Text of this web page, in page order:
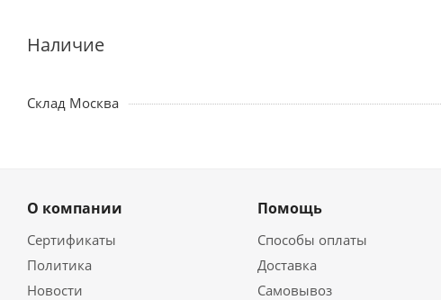
Наличие
Склад Москва
О компании
Сертификаты
Политика
Новости
Помощь
Способы оплаты
Доставка
Самовывоз